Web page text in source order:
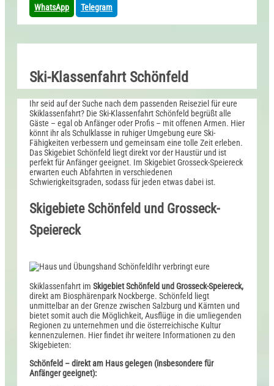
WhatsApp Telegram
Ski-Klassenfahrt Schönfeld
Ihr seid auf der Suche nach dem passenden Reiseziel für eure
Skiklassenfahrt? Die Ski-Klassenfahrt Schönfeld begrüßt alle
Gäste – egal ob Anfänger oder Profis – mit offenen Armen. Hier
könnt ihr als Schulklasse in ruhiger Umgebung eure Ski-
Fähigkeiten verbessern und gemeinsam eine tolle Zeit erleben.
Das Skigebiet Schönfeld liegt direkt vor der Haustür und ist
perfekt für Anfänger geeignet. Im Skigebiet Grosseck-Speiereck
erwarten euch Abfahrten in verschiedenen
Schwierigkeitsgraden, sodass für jeden etwas dabei ist.
Skigebiete Schönfeld und Grosseck-
Speiereck
Ihr verbringt eure
Skiklassenfahrt im Skigebiet Schönfeld und Grosseck-Speiereck,
direkt am Biosphärenpark Nockberge. Schönfeld liegt
unmittelbar an der Grenze zwischen Salzburg und Kärnten und
bietet somit auch die Möglichkeit, Ausflüge in die umliegenden
Regionen zu unternehmen und die österreichische Kultur
kennenzulernen. Hier findet ihr weitere Informationen zu den
Skigebieten:
Schönfeld – direkt am Haus gelegen (insbesondere für
Anfänger geeignet):